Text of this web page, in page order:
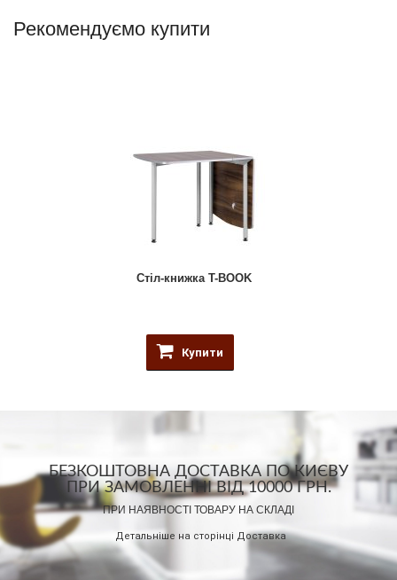
Рекомендуємо купити
Стіл-книжка T-BOOK
Купити
БЕЗКОШТОВНА ДОСТАВКА ПО КИЄВУ
ПРИ ЗАМОВЛЕННІ ВІД 10000 ГРН.
ПРИ НАЯВНОСТІ ТОВАРУ НА СКЛАДІ
Детальніше на сторінці Доставка